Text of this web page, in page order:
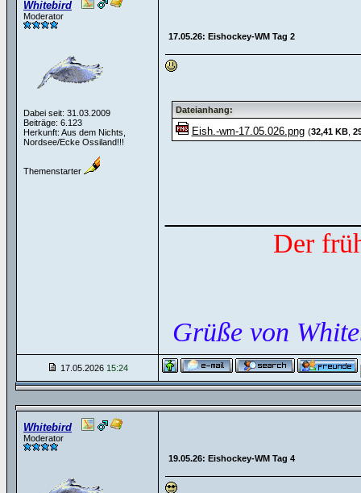
Whitebird
Moderator
Dabei seit: 31.03.2009
Beiträge: 6.123
Herkunft: Aus dem Nichts,
Nordsee/Ecke Ossiland!!!
Themenstarter
17.05.26: Eishockey-WM Tag 2
Dateianhang:
Eish.-wm-17.05.026.png (32,41 KB,
Der
Grüße von
17.05.2026 15:24
Whitebird
Moderator
19.05.26: Eishockey-WM Tag 4